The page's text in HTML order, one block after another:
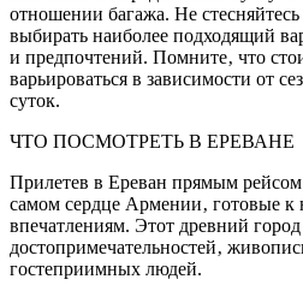
отношении багажа. Не
выбирать наиболее подходящий
и предпочтений. Помните‚ что
варьироваться в зависимости от
суток.
ЧТО ПОСМОТРЕТЬ В ЕРЕВАНЕ
Прилетев в Ереван прямым
самом сердце Армении‚ готовые к
впечатлениям. Этот древний
достопримечательностей‚
гостеприимных людей.